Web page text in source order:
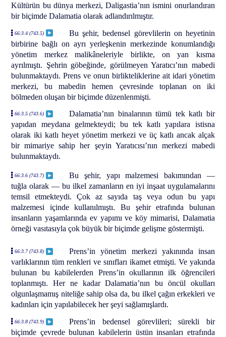
Kültürün bu dünya merkezi, Daligastia’nın ismini onurlandıran
bir biçimde Dalamatia olarak adlandırılmıştır.
66:3.4 (743.5)
Bu şehir, bedensel görevlilerin on heyetinin
birbirine bağlı on ayrı yerleşkenin merkezinde konumlandığı
yönetim merkez malikâneleriyle birlikte, on yan kısma
ayrılmıştı. Şehrin göbeğinde, görülmeyen Yaratıcı’nın mabedi
bulunmaktaydı. Prens ve onun birlikteliklerine ait idari yönetim
merkezi, bu mabedin hemen çevresinde toplanan on iki
bölmeden oluşan bir biçimde düzenlenmişti.
66:3.5 (743.6)
Dalamatia’nın binalarının tümü tek katlı bir
yapıdan meydana gelmekteydi; bu tek katlı yapılara istisna
olarak iki katlı heyet yönetim merkezi ve üç katlı ancak alçak
bir mimariye sahip her şeyin Yaratıcısı’nın merkezi mabedi
bulunmaktaydı.
66:3.6 (743.7)
Bu şehir, yapı malzemesi bakımından —
tuğla olarak — bu ilkel zamanların en iyi inşaat uygulamalarını
temsil etmekteydi. Çok az sayıda taş veya odun bu yapı
malzemesi içinde kullanılmıştı. Bu şehir etrafında bulunan
insanların yaşamlarında ev yapımı ve köy mimarisi, Dalamatia
örneği vasıtasıyla çok büyük bir biçimde gelişme göstermişti.
66:3.7 (743.8)
Prens’in yönetim merkezi yakınında insan
varlıklarının tüm renkleri ve sınıfları ikamet etmişti. Ve yakında
bulunan bu kabilelerden Prens’in okullarının ilk öğrencileri
toplanmıştı. Her ne kadar Dalamatia’nın bu öncül okulları
olgunlaşmamış niteliğe sahip olsa da, bu ilkel çağın erkekleri ve
kadınları için yapılabilecek her şeyi sağlamışlardı.
66:3.8 (743.9)
Prens’in bedensel görevlileri; sürekli bir
biçimde çevrede bulunan kabilelerin üstün insanları etrafında